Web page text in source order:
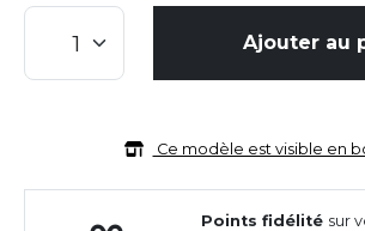
Ajouter au
Ce modèle est visible en
Points fidélité sur